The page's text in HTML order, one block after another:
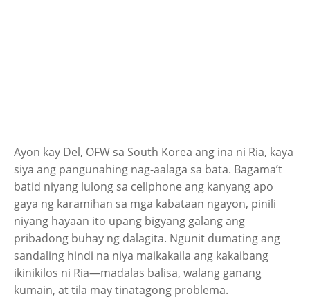
Ayon kay Del, OFW sa South Korea ang ina ni Ria, kaya
siya ang pangunahing nag-aalaga sa bata. Bagama’t
batid niyang lulong sa cellphone ang kanyang apo
gaya ng karamihan sa mga kabataan ngayon, pinili
niyang hayaan ito upang bigyang galang ang
pribadong buhay ng dalagita. Ngunit dumating ang
sandaling hindi na niya maikakaila ang kakaibang
ikinikilos ni Ria—madalas balisa, walang ganang
kumain, at tila may tinatagong problema.